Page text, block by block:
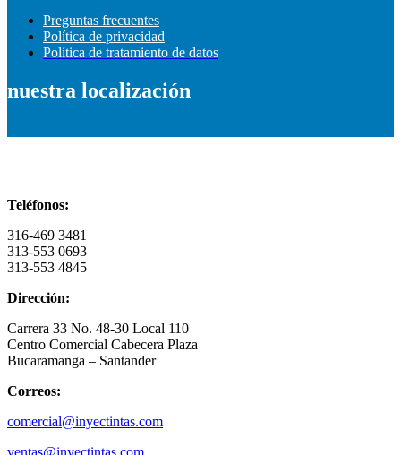
Preguntas frecuentes
Política de privacidad
Política de tratamiento de datos
nuestra localización
Teléfonos:
316-469 3481
313-553 0693
313-553 4845
Dirección:
Carrera 33 No. 48-30 Local 110
Centro Comercial Cabecera Plaza
Bucaramanga – Santander
Correos:
comercial@inyectintas.com
ventas@inyectintas.com